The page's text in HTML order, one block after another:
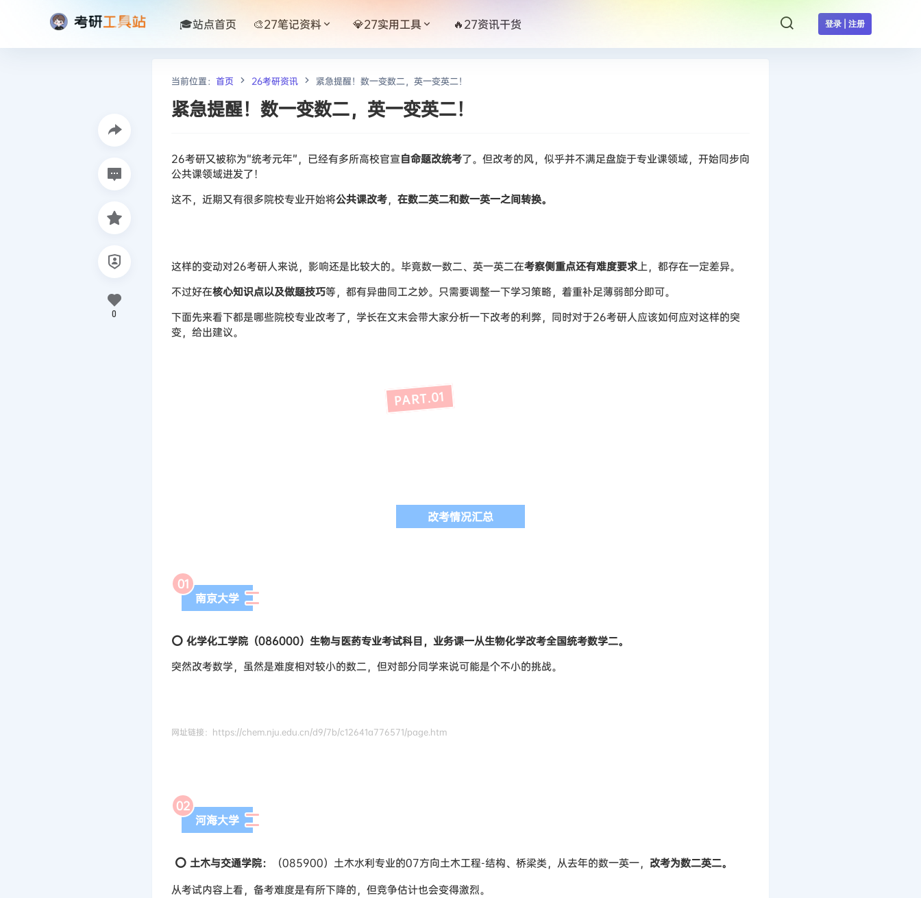
登录 | 注册
🎓站点首页 🎨27笔记资料 💎27实用工具 🔥27资讯干货
当前位置： 首页 26考研资讯 紧急提醒！数一变数二，英一变英二！
紧急提醒！数一变数二，英一变英二！
26考研又被称为“统考元年”，已经有多所高校官宣自命题改统考了。但改考的风，似乎并不满足盘旋于专业课领域，开始同步向
公共课领域进发了！
这不，近期又有很多院校专业开始将公共课改考， 在数二英二和数一英一之间转换。
这样的变动对26考研人来说，影响还是比较大的。毕竟数一数二、英一英二在考察侧重点还有难度要求上，都存在一定差异。
不过好在核心知识点以及做题技巧等，都有异曲同工之妙。只需要调整一下学习策略，着重补足薄弱部分即可。
下面先来看下都是哪些院校专业改考了，学长在文末会带大家分析一下改考的利弊，同时对于26考研人应该如何应对这样的突
变，给出建议。
PART.01
改考情况汇总
01
南京大学
⭕ 化学化工学院（086000）生物与医药专业考试科目，业务课一从生物化学改考全国统考数学二。
突然改考数学，虽然是难度相对较小的数二，但对部分同学来说可能是个不小的挑战。
网址链接：https://chem.nju.edu.cn/d9/7b/c12641a776571/page.htm
02
河海大学
⭕ 土木与交通学院： （085900）土木水利专业的07方向土木工程-结构、桥梁类，从去年的数一英一， 改考为数二英二。
从考试内容上看，备考难度是有所下降的，但竞争估计也会变得激烈。
0